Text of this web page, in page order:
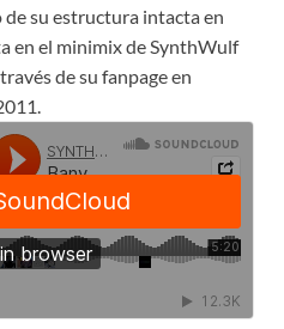
su estructura intacta en
en el minimix de SynthWulf
de su fanpage en